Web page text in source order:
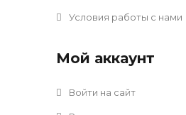
Условия работы с нами
Мой аккаунт
Войти на сайт